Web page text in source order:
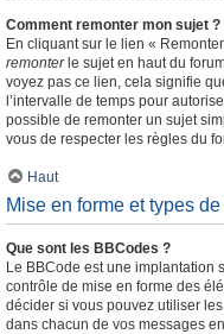
Comment remonter mon sujet ?
En cliquant sur le lien «
remonterle sujet en haut du
voyez pas ce lien, cela signifie
l’intervalle de temps pour
possible de remonter un sujet
vous de respecter les règles du
Haut
Mise en forme et types
Que sont les BBCodes ?
Le BBCode est une implantation
contrôle de mise en forme des
décider si vous pouvez utiliser
dans chacun de vos messages